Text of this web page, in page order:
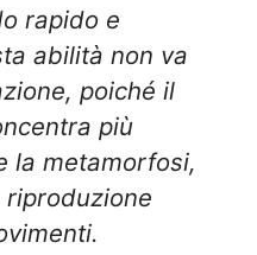
rapido e
abilità non va
poiché il
più
la metamorfosi,